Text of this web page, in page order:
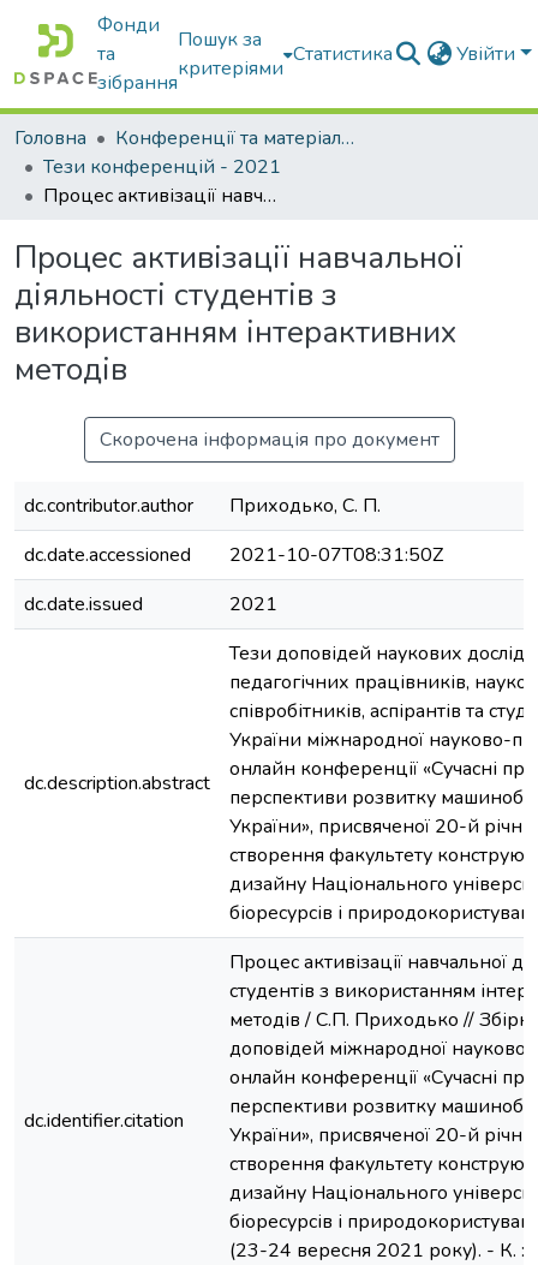
Фонди
та
зібрання
Пошук за
критеріями
Статистика Увійти
Головна
Конференції та матеріали конференцій
Тези конференцій - 2021
Процес активізації навчальної діяльності студентів з використанням інтерактивних методів
Процес активізації навчальної
діяльності студентів з
використанням інтерактивних
методів
Скорочена інформація про документ
dc.contributor.author
Приходько, С. П.
dc.date.accessioned
2021-10-07T08:31:50Z
dc.date.issued
2021
dc.description.abstract
Тези доповідей наукових
педагогічних працівників,
співробітників, аспірантів та
України міжнародної науково-
онлайн конференції «Сучасні
перспективи розвитку
України», присвяченої 20-й
створення факультету
дизайну Національного
біоресурсів і
dc.identifier.citation
Процес активізації навчальної
студентів з використанням
методів / С.П. Приходько //
доповідей міжнародної науково-
онлайн конференції «Сучасні
перспективи розвитку
України», присвяченої 20-й
створення факультету
дизайну Національного
біоресурсів і
(23-24 вересня 2021 року). - К. :